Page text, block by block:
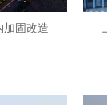
加固改造